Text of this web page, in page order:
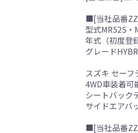
■[当社品番
型式MR52S・
年式（初度登
グレード
スズキ セー
4WD車装着可
シートバック
サイドエアバ
■[当社品番